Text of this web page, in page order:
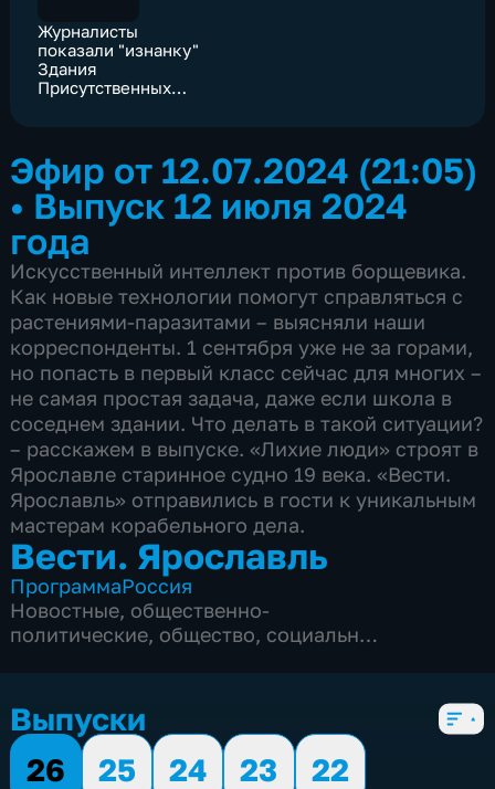
Журналисты
показали "изнанку"
Здания
Присутственных
Эфир от 12.07.2024 (21:05)
• Выпуск 12 июля 2024
года
Искусственный интеллект против борщевика.
Как новые технологии помогут справляться с
растениями-паразитами – выясняли наши
корреспонденты. 1 сентября уже не за горами,
но попасть в первый класс сейчас для многих –
не самая простая задача, даже если школа в
соседнем здании. Что делать в такой ситуации?
– расскажем в выпуске. «Лихие люди» строят в
Ярославле старинное судно 19 века. «Вести.
Ярославль» отправились в гости к уникальным
мастерам корабельного дела.
Вести. Ярославль
ПрограммаРоссия
Новостные, общественно-
политические, общество, социально-
Выпуски
26
25 24 23
22